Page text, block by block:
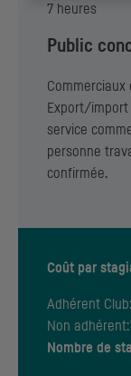
7 heures
Public
Commerciaux
Export/
service
personne
confirmée.
Coût par
Adhérent Club:
Non adhérent:
Nombre de